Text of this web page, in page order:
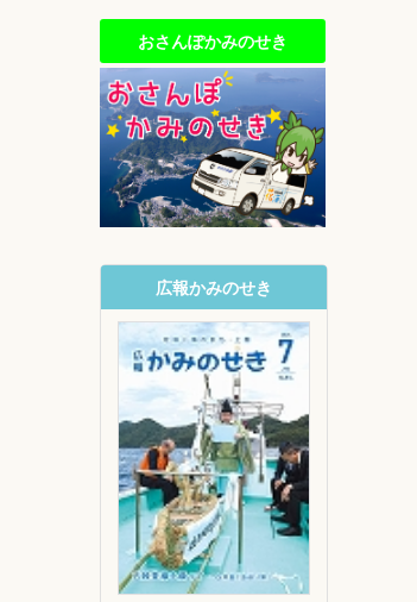
おさんぽかみのせき
広報かみのせき